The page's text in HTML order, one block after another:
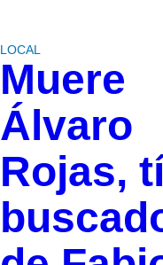
LOCAL
Muere
Álvaro
Rojas,